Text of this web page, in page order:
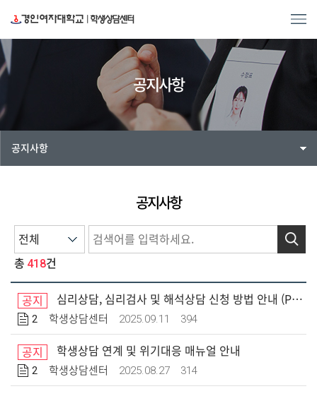
공지사항
공지사항
공지사항
총 418건
공지 심리상담, 심리검사 및 해석상담 신청 방법 안내 (PC 및 모바일 화면)
2 학생상담센터 2025.09.11 394
공지 학생상담 연계 및 위기대응 매뉴얼 안내
2 학생상담센터 2025.08.27 314